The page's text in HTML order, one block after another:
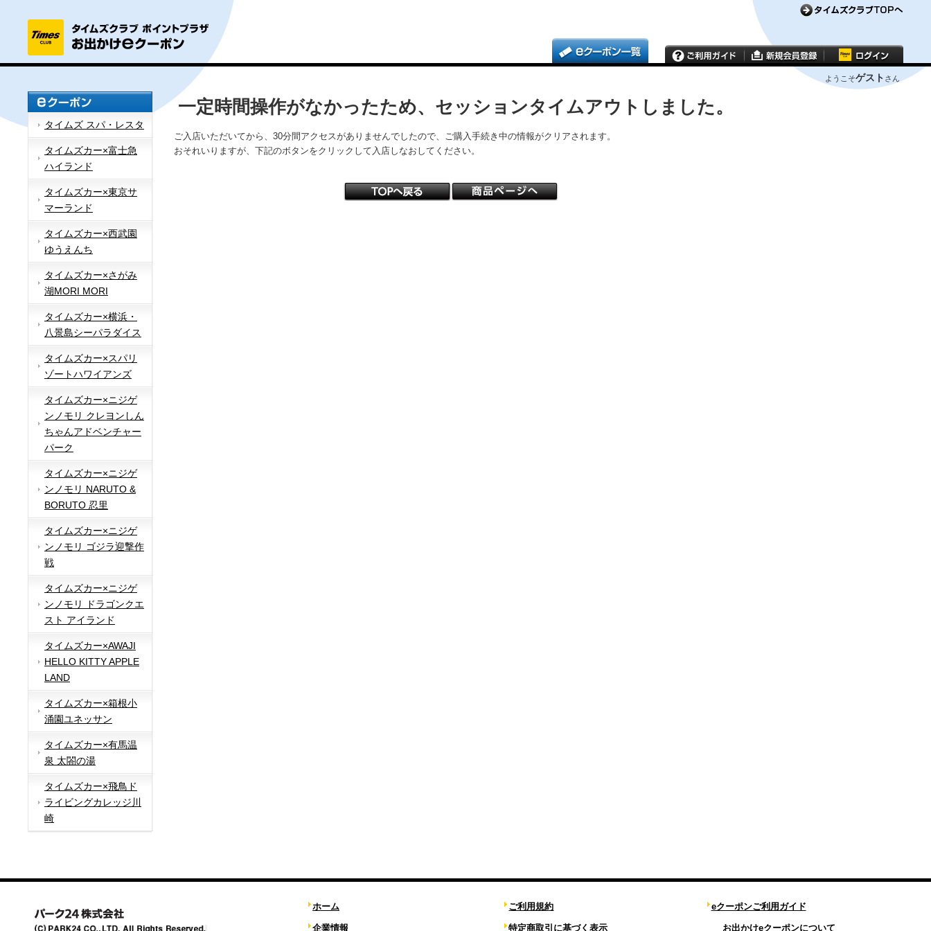
ようこそゲスト さん
タイムズ スパ・レスタ
タイムズカー×富士急
ハイランド
タイムズカー×東京サ
マーランド
タイムズカー×西武園
ゆうえんち
タイムズカー×さがみ
湖MORI MORI
タイムズカー×横浜・
八景島シーパラダイス
タイムズカー×スパリ
ゾートハワイアンズ
タイムズカー×ニジゲ
ンノモリ クレヨンしん
ちゃんアドベンチャー
パーク
タイムズカー×ニジゲ
ンノモリ NARUTO &
BORUTO 忍里
タイムズカー×ニジゲ
ンノモリ ゴジラ迎撃作
戦
タイムズカー×ニジゲ
ンノモリ ドラゴンクエ
スト アイランド
タイムズカー×AWAJI
HELLO KITTY APPLE
LAND
タイムズカー×箱根小
涌園ユネッサン
タイムズカー×有馬温
泉 太閤の湯
タイムズカー×飛鳥ド
ライビングカレッジ川
崎
一定時間操作がなかったため、セッションタイムアウトしました。
ご入店いただいてから、30分間アクセスがありませんでしたので、ご購入手続き中の情報がクリアされます。
おそれいりますが、下記のボタンをクリックして入店しなおしてください。
ホーム
企業情報
ご利用規約
特定商取引に基づく表示
eクーポンご利用ガイド
お出かけeクーポンについて